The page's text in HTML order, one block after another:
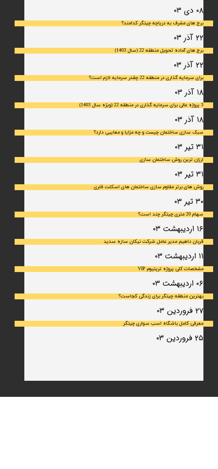
۰۸ دی ۰۳
برج های مشرف به دریاچه چیتگر کدامند؟
۲۲ آذر ۰۳
برج های آماده تحویل منطقه 22 (سال 1403)
۲۲ آذر ۰۳
برای سرمایه‌ گذاری در منطقه 22 چقدر سرمایه لازم است؟
۱۸ آذر ۰۳
3 پروژه عالی برای سرمایه گذاری در منطقه 22 (ویژه سال 1403)
۱۸ آذر ۰۳
سبک سازی ساختمان چیست و چه مزایا و معایبی دارد؟
۳۱ تیر ۰۳
ارزان ترین روش ساختمان سازی
۳۱ تیر ۰۳
روش های برتر مقاوم سازی ساختمان های اسکلت فلری
۳۰ تیر ۰۳
سهام 20 متری چیتگر چند است؟
۱۶ اردیبهشت ۰۳
قربان داهیم مدیر عامل شرکت نیکان سازه سدید
۱۱ اردیبهشت ۰۳
مشخصات کلی پروژه تریتیوم VIP
۰۶ اردیبهشت ۰۳
بهترین منطقه چیتگر برای زندگی کجاست؟
۲۷ فروردین ۰۳
معرفی کامل باشگاه اسب سواری چیتگر
۲۵ فروردین ۰۳